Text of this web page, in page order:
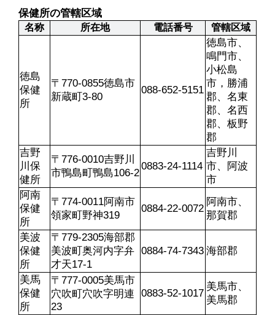
保健所の管轄区域
名称 所在地 電話番号 管轄区域
徳島
保健
所
〒770-0855徳島市
新蔵町3-80
088-652-5151
徳島市、
鳴門市、
小松島
市，勝浦
郡、名東
郡、名西
郡、板野
郡
吉野
川保
健所
〒776-0010吉野川
市鴨島町鴨島106-2
0883-24-1114
吉野川
市、阿波
市
阿南
保健
所
〒774-0011阿南市
領家町野神319
0884-22-0072
阿南市、
那賀郡
美波
保健
所
〒779-2305海部郡
美波町奥河内字弁
才天17-1
0884-74-7343 海部郡
美馬
保健
所
〒777-0005美馬市
穴吹町穴吹字明連
23
0883-52-1017
美馬市、
美馬郡